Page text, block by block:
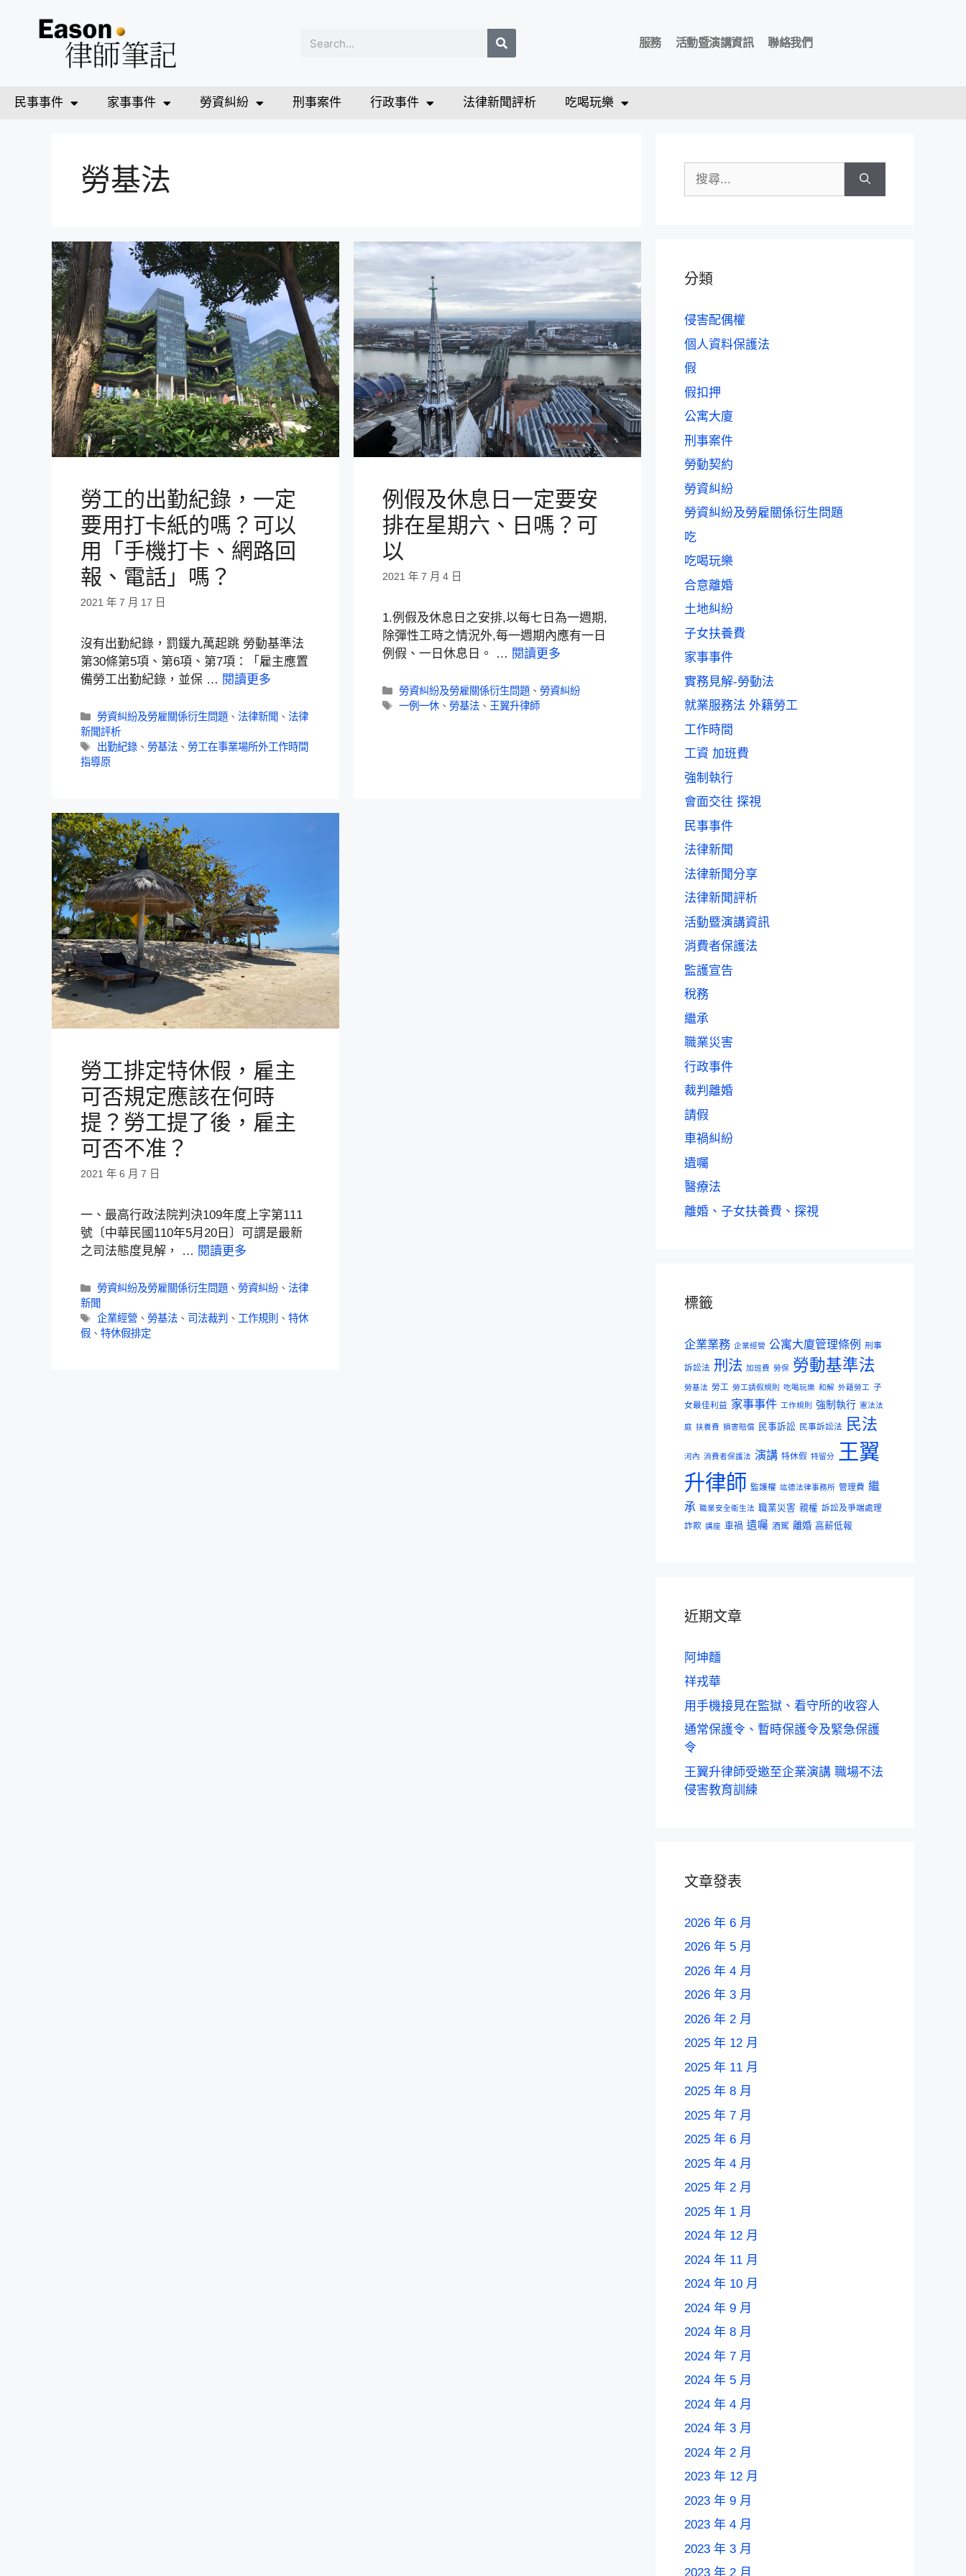
服務 活動暨演講資訊 聯絡我們
民事事件 家事事件 勞資糾紛 刑事案件 行政事件 法律新聞評析 吃喝玩樂
勞基法
勞工的出勤紀錄，一定
要用打卡紙的嗎？可以
用「手機打卡、網路回
報、電話」嗎？
2021 年 7 月 17 日
沒有出勤紀錄，罰鍰九萬起跳 勞動基準法
第30條第5項、第6項、第7項：「雇主應置
備勞工出勤紀錄，並保 … 閱讀更多
勞資糾紛及勞雇關係衍生問題 、法律新聞 、法律
新聞評析
出勤紀錄 、勞基法 、勞工在事業場所外工作時間
指導原
例假及休息日一定要安
排在星期六、日嗎？可
以
2021 年 7 月 4 日
1.例假及休息日之安排,以每七日為一週期,
除彈性工時之情況外,每一週期內應有一日
例假、一日休息日。 … 閱讀更多
勞資糾紛及勞雇關係衍生問題 、勞資糾紛
一例一休 、勞基法 、 王翼升律師
勞工排定特休假，雇主
可否規定應該在何時
提？勞工提了後，雇主
可否不准？
2021 年 6 月 7 日
一、最高行政法院判決109年度上字第111
號〔中華民國110年5月20日〕可謂是最新
之司法態度見解， … 閱讀更多
勞資糾紛及勞雇關係衍生問題 、勞資糾紛 、法律
新聞
企業經營 、勞基法 、 司法裁判 、 工作規則 、特休
假 、 特休假排定
分類
侵害配偶權
個人資料保護法
假
假扣押
公寓大廈
刑事案件
勞動契約
勞資糾紛
勞資糾紛及勞雇關係衍生問題
吃
吃喝玩樂
合意離婚
土地糾紛
子女扶養費
家事事件
實務見解-勞動法
就業服務法 外籍勞工
工作時間
工資 加班費
強制執行
會面交往 探視
民事事件
法律新聞
法律新聞分享
法律新聞評析
活動暨演講資訊
消費者保護法
監護宣告
稅務
繼承
職業災害
行政事件
裁判離婚
請假
車禍糾紛
遺囑
醫療法
離婚、子女扶養費、探視
標籤
企業業務 企業經營 公寓大廈管理條例 刑事
訴訟法 刑法 加班費 勞保 勞動基準法
勞基法 勞工 勞工請假規則 吃喝玩樂 和解 外籍勞工 子
女最佳利益 家事事件 工作規則 強制執行 憲法法
庭 扶養費 損害賠償 民事訴訟 民事訴訟法 民法
河內 消費者保護法 演講 特休假 特留分
王翼
升律師 監護權 竑德法律事務所 管理費 繼
承 職業安全衛生法 職業災害 親權 訴訟及爭端處理
詐欺 講座 車禍 遺囑 酒駕 離婚 高薪低報
近期文章
阿坤麵
祥戎華
用手機接見在監獄、看守所的收容人
通常保護令、暫時保護令及緊急保護
令
王翼升律師受邀至企業演講 職場不法
侵害教育訓練
文章發表
2026 年 6 月
2026 年 5 月
2026 年 4 月
2026 年 3 月
2026 年 2 月
2025 年 12 月
2025 年 11 月
2025 年 8 月
2025 年 7 月
2025 年 6 月
2025 年 4 月
2025 年 2 月
2025 年 1 月
2024 年 12 月
2024 年 11 月
2024 年 10 月
2024 年 9 月
2024 年 8 月
2024 年 7 月
2024 年 5 月
2024 年 4 月
2024 年 3 月
2024 年 2 月
2023 年 12 月
2023 年 9 月
2023 年 4 月
2023 年 3 月
2023 年 2 月